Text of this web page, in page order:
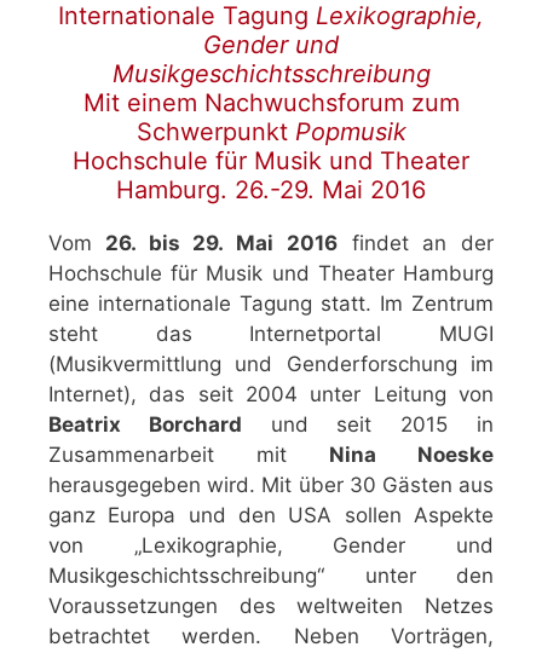
Internationale Tagung Lexikographie,
Gender und
Musikgeschichtsschreibung
Mit einem Nachwuchsforum zum
Schwerpunkt Popmusik
Hochschule für Musik und Theater
Hamburg. 26.-29. Mai 2016
Vom 26. bis 29. Mai 2016findet an der
Hochschule für Musik und Theater Hamburg
eine internationale Tagung statt. Im Zentrum
steht das Internetportal MUGI
(Musikvermittlung und Genderforschung im
Internet), das seit 2004 unter Leitung von
Beatrix Borchard und seit 2015 in
Zusammenarbeit mit Nina Noeske
herausgegeben wird. Mit über 30 Gästen aus
ganz Europa und den USA sollen Aspekte
von „Lexikographie, Gender und
Musikgeschichtsschreibung“ unter den
Voraussetzungen des weltweiten Netzes
betrachtet werden. Neben Vorträgen,